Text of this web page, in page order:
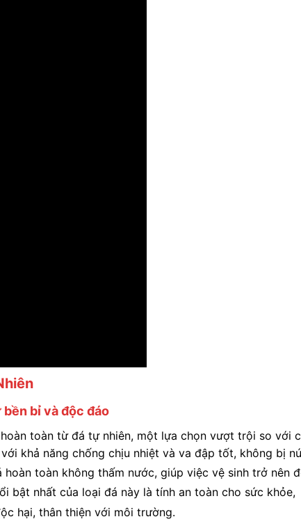
bỉ và độc đáo
toàn từ đá tự nhiên, một lựa chọn vượt trội so với
khả năng chống chịu nhiệt và va đập tốt, không bị
toàn không thấm nước, giúp việc vệ sinh trở nên
bật nhất của loại đá này là tính an toàn cho sức khỏe,
hại, thân thiện với môi trường.